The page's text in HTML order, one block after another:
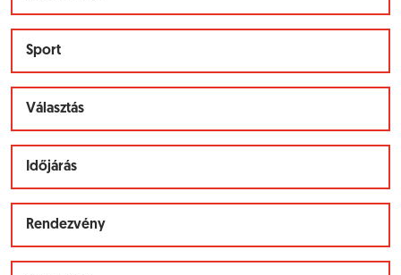
Sport
Választás
Időjárás
Rendezvény